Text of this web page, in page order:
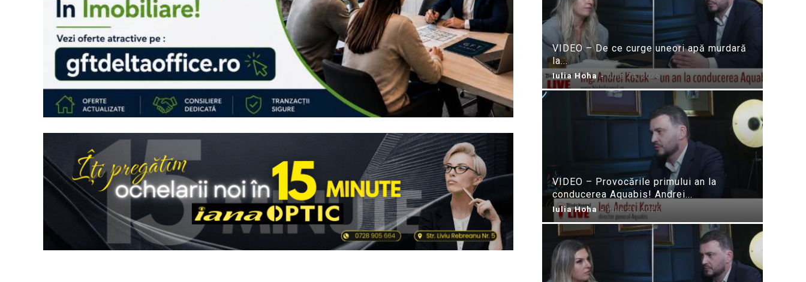
VIDEO – De ce curge uneori apă murdară
la...
Iulia Hoha - iulie 24, 2026
VIDEO – Provocările primului an la
conducerea Aquabis! Andrei...
Iulia Hoha - iulie 21, 2026